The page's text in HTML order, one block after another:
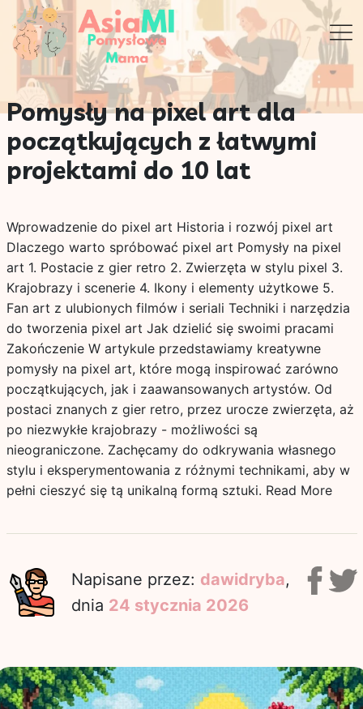
Pomysły na pixel art dla
początkujących z łatwymi
projektami do 10 lat
Wprowadzenie do pixel art Historia i rozwój pixel art
Dlaczego warto spróbować pixel art Pomysły na pixel
art 1. Postacie z gier retro 2. Zwierzęta w stylu pixel 3.
Krajobrazy i scenerie 4. Ikony i elementy użytkowe 5.
Fan art z ulubionych filmów i seriali Techniki i narzędzia
do tworzenia pixel art Jak dzielić się swoimi pracami
Zakończenie W artykule przedstawiamy kreatywne
pomysły na pixel art, które mogą inspirować zarówno
początkujących, jak i zaawansowanych artystów. Od
postaci znanych z gier retro, przez urocze zwierzęta, aż
po niezwykłe krajobrazy - możliwości są
nieograniczone. Zachęcamy do odkrywania własnego
stylu i eksperymentowania z różnymi technikami, aby w
pełni cieszyć się tą unikalną formą sztuki. Read More
Napisane przez: dawidryba,
dnia 24 stycznia 2026